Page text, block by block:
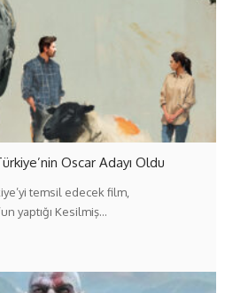
Oscar Adayı Oldu
temsil edecek film,
yaptığı Kesilmiş…